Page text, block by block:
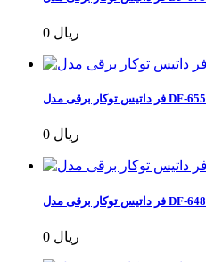
0 ریال
فر داتیس توکار برقی مدل DF-655
0 ریال
فر داتیس توکار برقی مدل DF-648
0 ریال